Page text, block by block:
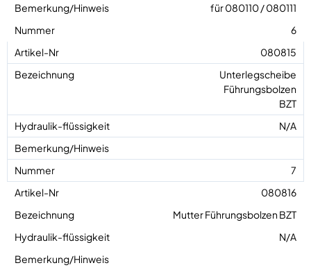
für 080110 / 080111
6
080815
Unterlegscheibe
Führungsbolzen
BZT
N/A
7
080816
Mutter Führungsbolzen BZT
N/A